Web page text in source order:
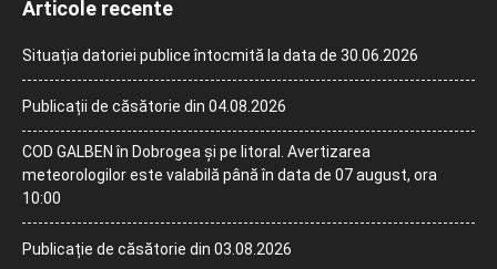
Articole recente
Situația datoriei publice întocmită la data de 30.06.2026
Publicații de căsătorie din 04.08.2026
COD GALBEN în Dobrogea și pe litoral. Avertizarea
meteorologilor este valabilă până în data de 07 august, ora
10:00
Publicație de căsătorie din 03.08.2026